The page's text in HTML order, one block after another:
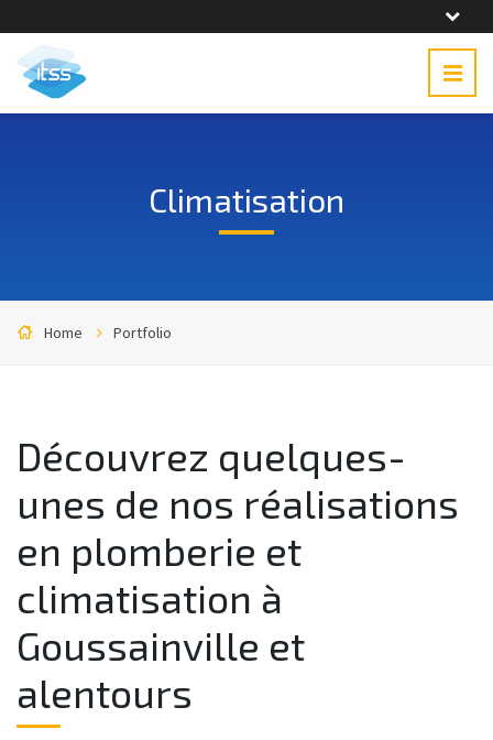
Climatisation
Home Portfolio
Découvrez quelques-
unes de nos réalisations
en plomberie et
climatisation à
Goussainville et
alentours